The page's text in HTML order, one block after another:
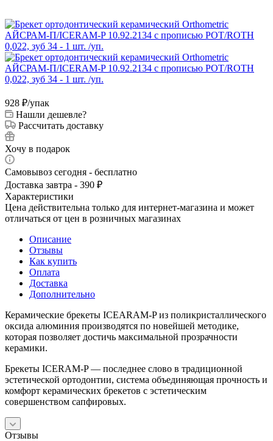
928 ₽/упак
Нашли дешевле?
Рассчитать доставку
Хочу в подарок
Самовывоз сегодня - бесплатно
Доставка завтра - 390 ₽
Характеристики
Цена действительна только для интернет-магазина и может
отличаться от цен в розничных магазинах
Описание
Отзывы
Как купить
Оплата
Доставка
Дополнительно
Керамические брекеты ICEARAM-P из поликристаллического
оксида алюминия производятся по новейшей методике,
которая позволяет достичь максимальной прозрачности
керамики.
Брекеты ICERAM-P — последнее слово в традиционной
эстетической ортодонтии, система объединяющая прочность и
комфорт керамических брекетов с эстетическим
совершенством сапфировых.
Отзывы